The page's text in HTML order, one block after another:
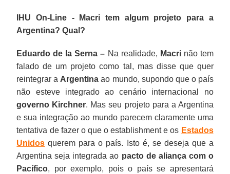
IHU On-Line - Macri tem algum projeto para a
Argentina? Qual?
Eduardo de la Serna – Na realidade, Macrinão tem
falado de um projeto como tal, mas disse que quer
reintegrar a Argentina ao mundo, supondo que o país
não esteve integrado ao cenário internacional no
governo Kirchner. Mas seu projeto para a Argentina
e sua integração ao mundo parecem claramente uma
tentativa de fazer o que o establishment e os Estados
Unidos querem para o país. Isto é, se deseja que a
Argentina seja integrada ao pacto de aliança com o
Pacífico, por exemplo, pois o país se apresentará